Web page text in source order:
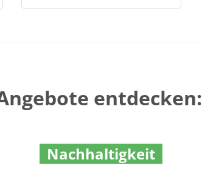
entdecken:
Nachhaltigkeit